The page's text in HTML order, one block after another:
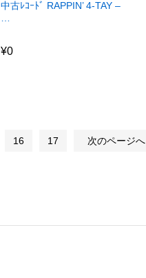
中古ﾚｺｰﾄﾞ RAPPIN’ 4-TAY –
¥0
16 17 次のページへ